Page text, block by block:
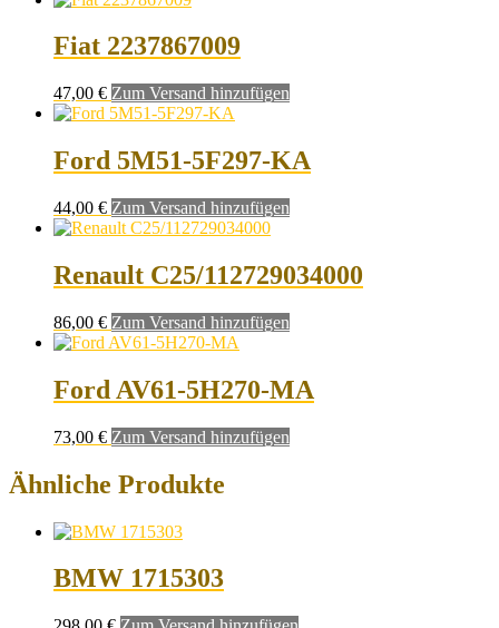
Fiat 2237867009
47,00 € Zum Versand hinzufügen
Ford 5M51-5F297-KA
44,00 € Zum Versand hinzufügen
Renault C25/112729034000
86,00 € Zum Versand hinzufügen
Ford AV61-5H270-MA
73,00 € Zum Versand hinzufügen
Ähnliche Produkte
BMW 1715303